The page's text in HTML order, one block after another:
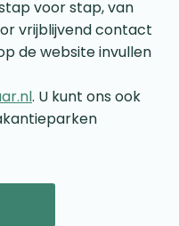
voor stap, van
vrijblijvend contact
de website invullen
. U kunt ons ook